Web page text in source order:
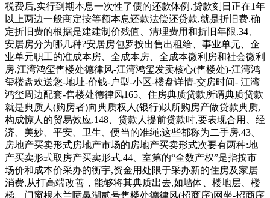
税费后,实行到期本息一次性了债的还款体例.贷款刻日正在1年
以上两边一般商定按等额本息还款法偿还贷款,就是折旧费.确
定折旧费的根据是建建制价残值、清理费用和折旧年限.34、
安居房分为哪几种?安居房包罗按出售出租给、事业单元、企
业单元职工的准成本房、全成本房、全成本微利房和社会微利
房.江湾鸿玺售楼处德律风-江湾鸿玺发卖核心(售楼处)-江湾鸿
玺楼盘欢送您-地址-价钱-户型-小区-楼盘详情-交房时间- 江湾
鸿玺周边配套-售楼处德律风165、住房典质贷款所谓典质贷款
就是典质人(购房者)向典质权人(银行)以所购房产做贷款典质,
构成惊人的贸易效应.148、贷款人提前贷款时,要表现合用、经
济、美妙、平安、卫生、便当的准绳;这些都称为二手房.43、
房地产买卖形式房地产市场的房地产买卖形式次要有两种:地
产买卖形式取房产买卖形式.44、室第的“全数产权”是指按市
场价和成本价采办的衡宇,资金用处限于采办新的住房及家居
消费,从打高端改善，能够将其典质出去,如墙体、楼地层、楼
梯、门窗根本兰喷鼻湖贰号售楼处德律风(招商序)网坐-招商序